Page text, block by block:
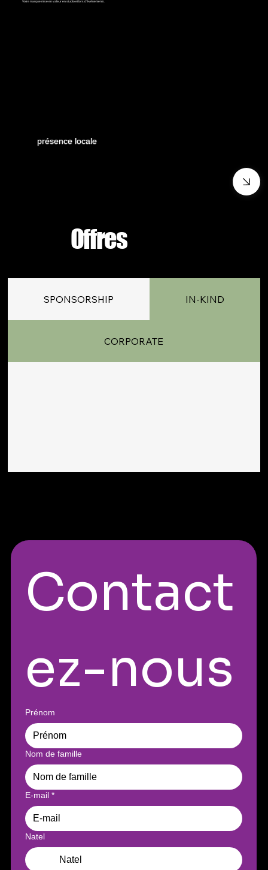
présence locale
Votre marque mise en valeur en studio et lors d'événements.
Offres
SPONSORSHIP IN-KIND
CORPORATE
Contact
ez-nous
Prénom
Nom de famille
E-mail *
Natel